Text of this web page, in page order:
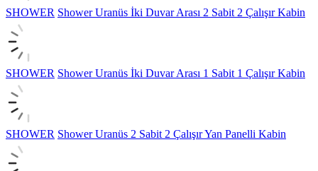
SHOWER Shower Uranüs İki Duvar Arası 2 Sabit 2 Çalışır Kabin
SHOWER Shower Uranüs İki Duvar Arası 1 Sabit 1 Çalışır Kabin
SHOWER Shower Uranüs 2 Sabit 2 Çalışır Yan Panelli Kabin